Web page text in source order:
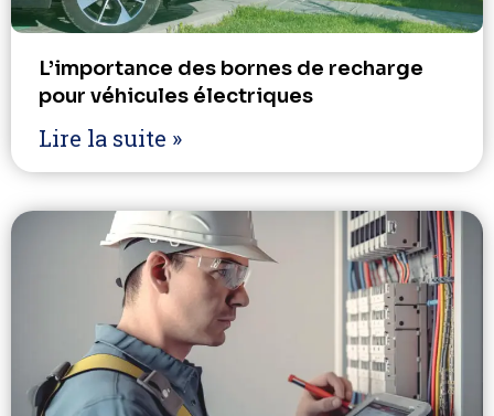
L’importance des bornes de recharge
pour véhicules électriques
Lire la suite »